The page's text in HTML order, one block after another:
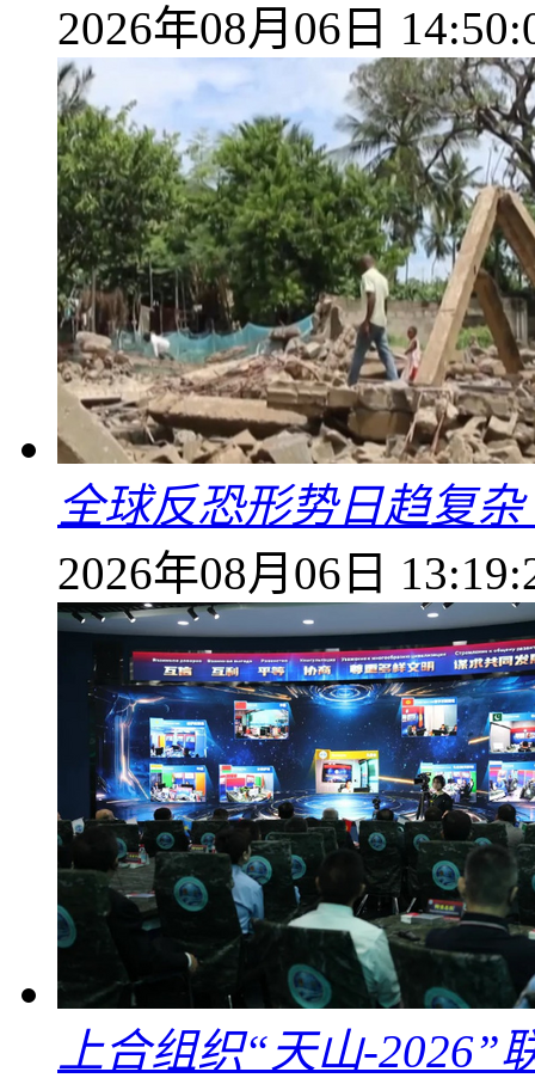
2026年08月06日
全球反恐形势日趋复
2026年08月06日
上合组织“天山-2026”